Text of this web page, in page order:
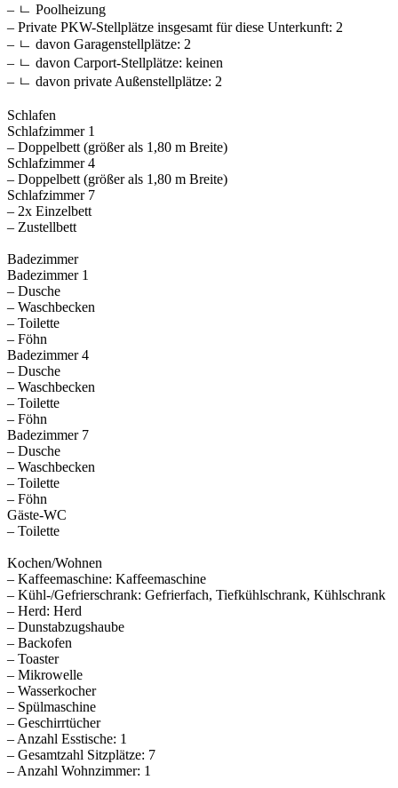
– ㄴ Poolheizung
– Private PKW-Stellplätze insgesamt für diese Unterkunft: 2
– ㄴ davon Garagenstellplätze: 2
– ㄴ davon Carport-Stellplätze: keinen
– ㄴ davon private Außen­stellplätze: 2
Schlafen
Schlafzimmer 1
– Doppelbett (größer als 1,80 m Breite)
Schlafzimmer 4
– Doppelbett (größer als 1,80 m Breite)
Schlafzimmer 7
– 2x Einzelbett
– Zustellbett
Badezimmer
Badezimmer 1
– Dusche
– Waschbecken
– Toilette
– Föhn
Badezimmer 4
– Dusche
– Waschbecken
– Toilette
– Föhn
Badezimmer 7
– Dusche
– Waschbecken
– Toilette
– Föhn
Gäste-WC
– Toilette
Kochen/Wohnen
– Kaffeemaschine: Kaffeemaschine
– Kühl-/Gefrierschrank: Gefrierfach, Tiefkühlschrank, Kühlschrank
– Herd: Herd
– Dunstabzugshaube
– Backofen
– Toaster
– Mikrowelle
– Wasserkocher
– Spülmaschine
– Geschirrtücher
– Anzahl Esstische: 1
– Gesamtzahl Sitzplätze: 7
– Anzahl Wohnzimmer: 1